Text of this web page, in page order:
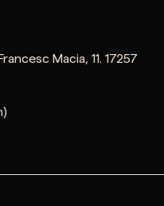
Macia, 11. 17257